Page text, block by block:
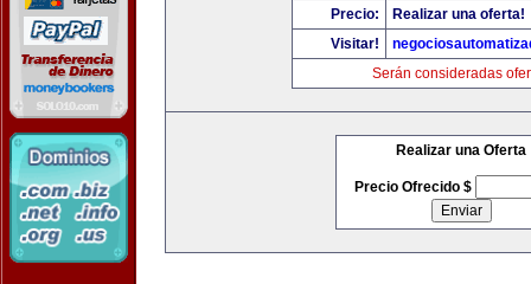
Precio:
Realizar una oferta!
Visitar!
Serán consideradas
Realizar una Oferta
Precio Ofrecido $